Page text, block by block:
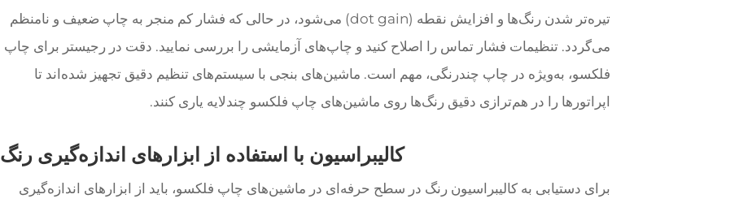
تیره‌تر شدن رنگ‌ها و افزایش نقطه (dot gain) می‌شود، در حالی که فشار کم منجر به چاپ ضعیف و نامنظم
می‌گردد. تنظیمات فشار تماس را اصلاح کنید و چاپ‌های آزمایشی را بررسی نمایید. دقت در رجیستر برای چاپ
فلکسو، به‌ویژه در چاپ چندرنگی، مهم است. ماشین‌های بنجی با سیستم‌های تنظیم دقیق تجهیز شده‌اند تا
اپراتورها را در هم‌ترازی دقیق رنگ‌ها روی ماشین‌های چاپ فلکسو چندلایه یاری کنند.
کالیبراسیون با استفاده از ابزارهای اندازه‌گیری رنگ
برای دستیابی به کالیبراسیون رنگ در سطح حرفه‌ای در ماشین‌های چاپ فلکسو، باید از ابزارهای اندازه‌گیری